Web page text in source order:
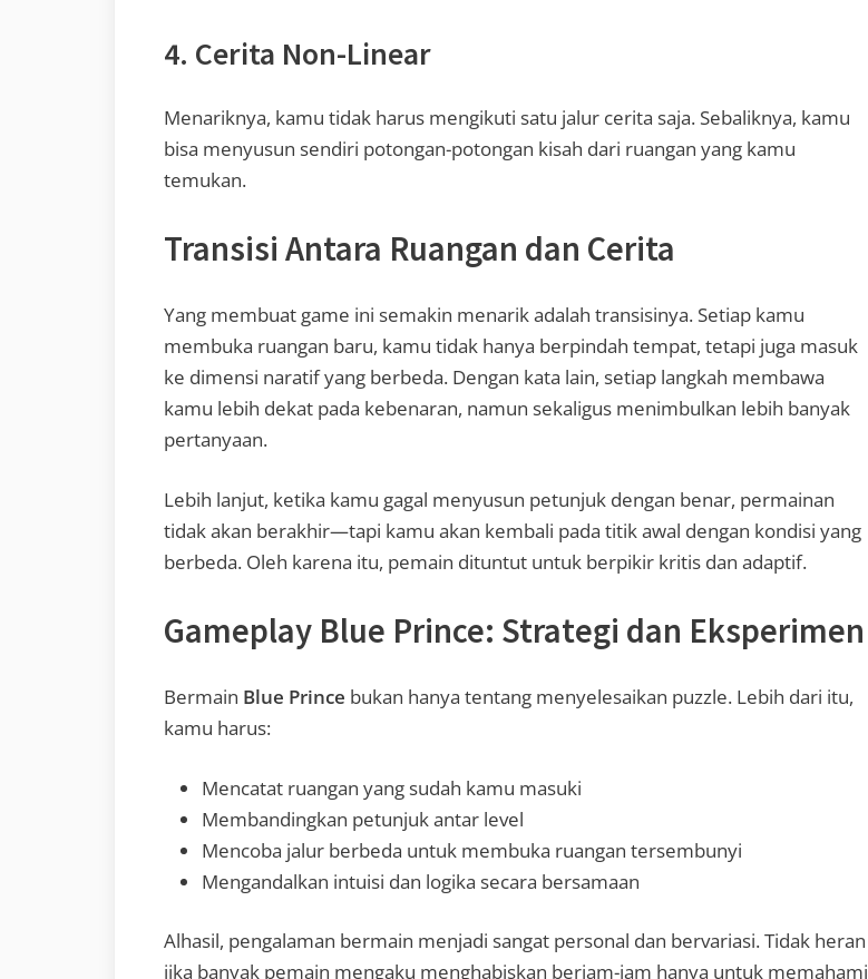
4. Cerita Non-Linear
Menariknya, kamu tidak harus mengikuti satu jalur cerita saja. Sebaliknya, kamu
bisa menyusun sendiri potongan-potongan kisah dari ruangan yang kamu
temukan.
Transisi Antara Ruangan dan Cerita
Yang membuat game ini semakin menarik adalah transisinya. Setiap kamu
membuka ruangan baru, kamu tidak hanya berpindah tempat, tetapi juga masuk
ke dimensi naratif yang berbeda. Dengan kata lain, setiap langkah membawa
kamu lebih dekat pada kebenaran, namun sekaligus menimbulkan lebih banyak
pertanyaan.
Lebih lanjut, ketika kamu gagal menyusun petunjuk dengan benar, permainan
tidak akan berakhir—tapi kamu akan kembali pada titik awal dengan kondisi yang
berbeda. Oleh karena itu, pemain dituntut untuk berpikir kritis dan adaptif.
Gameplay Blue Prince: Strategi dan Eksperimen
Bermain Blue Prince bukan hanya tentang menyelesaikan puzzle. Lebih dari itu,
kamu harus:
Mencatat ruangan yang sudah kamu masuki
Membandingkan petunjuk antar level
Mencoba jalur berbeda untuk membuka ruangan tersembunyi
Mengandalkan intuisi dan logika secara bersamaan
Alhasil, pengalaman bermain menjadi sangat personal dan bervariasi. Tidak heran
jika banyak pemain mengaku menghabiskan berjam-jam hanya untuk memahami